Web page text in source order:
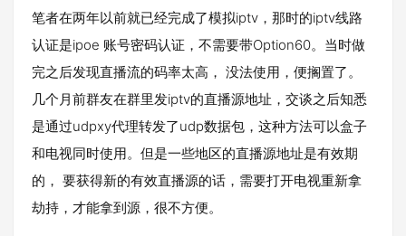
笔者在两年以前就已经完成了模拟iptv，那时的iptv线路
认证是ipoe 账号密码认证，不需要带Option60。当时做
完之后发现直播流的码率太高， 没法使用，便搁置了。
几个月前群友在群里发iptv的直播源地址，交谈之后知悉
是通过udpxy代理转发了udp数据包，这种方法可以盒子
和电视同时使用。但是一些地区的直播源地址是有效期
的， 要获得新的有效直播源的话，需要打开电视重新拿
劫持，才能拿到源，很不方便。